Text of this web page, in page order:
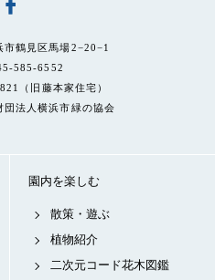
鶴見区馬場2−20−1
585-6552
（旧藤本家住宅）
団法人横浜市緑の協会
園内を楽しむ
散策・遊ぶ
植物紹介
二次元コード花木図鑑